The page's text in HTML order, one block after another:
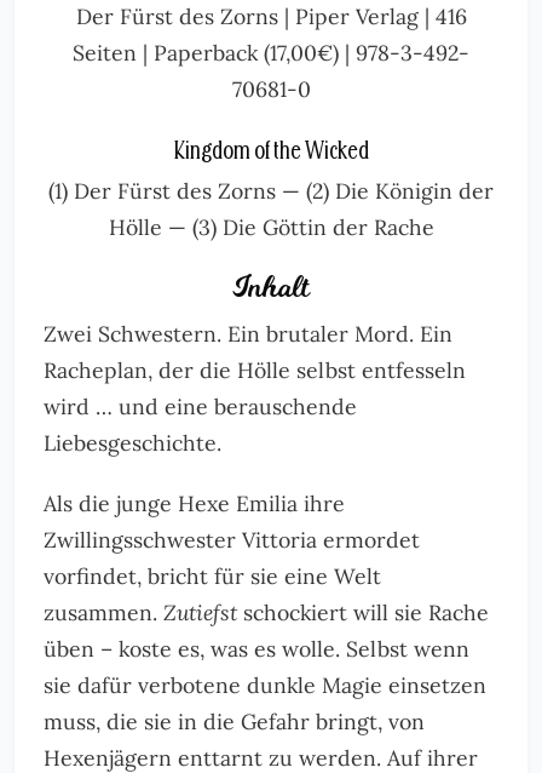
Der Fürst des Zorns | Piper Verlag | 416
Seiten | Paperback (17,00€) | 978-3-492-
70681-0
Kingdom of the Wicked
(1) Der Fürst des Zorns — (2) Die Königin der
Hölle — (3) Die Göttin der Rache
Inhalt
Zwei Schwestern. Ein brutaler Mord. Ein
Racheplan, der die Hölle selbst entfesseln
wird … und eine berauschende
Liebesgeschichte.
Als die junge Hexe Emilia ihre
Zwillingsschwester Vittoria ermordet
vorfindet, bricht für sie eine Welt
zusammen. Zutiefstschockiert will sie Rache
üben – koste es, was es wolle. Selbst wenn
sie dafür verbotene dunkle Magie einsetzen
muss, die sie in die Gefahr bringt, von
Hexenjägern enttarnt zu werden. Auf ihrer